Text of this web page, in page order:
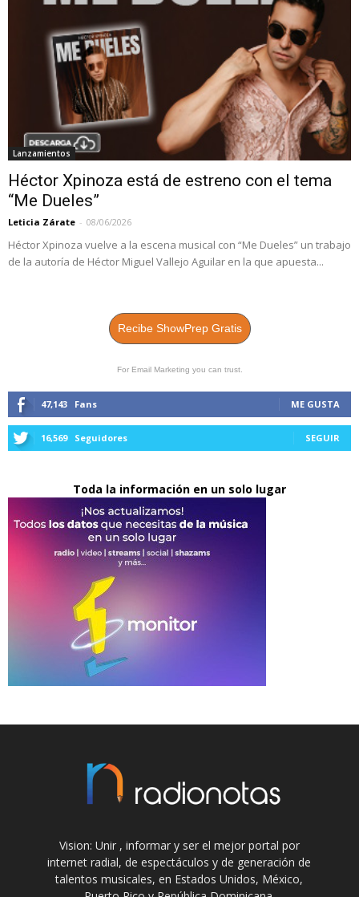
Lanzamientos
Héctor Xpinoza está de estreno con el tema
“Me Dueles”
Leticia Zárate - 08/06/2026
Héctor Xpinoza vuelve a la escena musical con “Me Dueles” un trabajo
de la autoría de Héctor Miguel Vallejo Aguilar en la que apuesta...
Recibe ShowPrep Gratis
For Email Marketing you can trust.
47,143 Fans ME GUSTA
16,569 Seguidores SEGUIR
Toda la información en un solo lugar
Vision: Unir , informar y ser el mejor portal por
internet radial, de espectáculos y de generación de
talentos musicales, en Estados Unidos, México,